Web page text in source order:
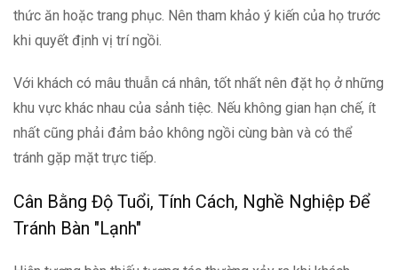
thức ăn hoặc trang phục. Nên tham khảo ý kiến của họ trước
khi quyết định vị trí ngồi.
Với khách có mâu thuẫn cá nhân, tốt nhất nên đặt họ ở những
khu vực khác nhau của sảnh tiệc. Nếu không gian hạn chế, ít
nhất cũng phải đảm bảo không ngồi cùng bàn và có thể
tránh gặp mặt trực tiếp.
Cân Bằng Độ Tuổi, Tính Cách, Nghề Nghiệp Để
Tránh Bàn "Lạnh"